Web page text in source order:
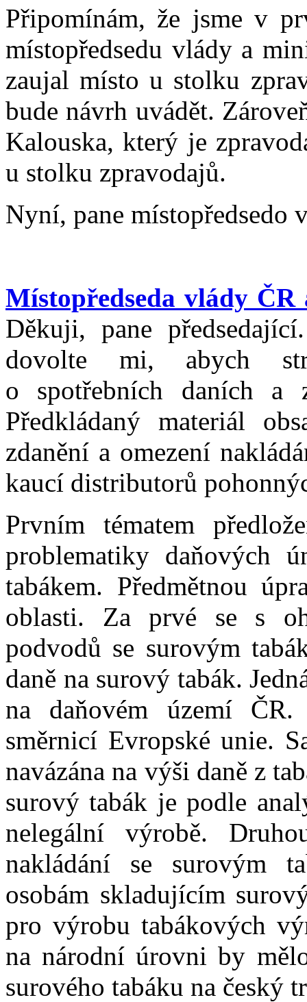
Připomínám, že jsme v
místopředsedu vlády a
zaujal místo u stolku
bude návrh uvádět.
Kalouska, který je
u stolku zpravodajů.
Nyní, pane místopředsedo
Místopředseda vlády
Děkuji, pane
dovolte mi, abych
o spotřebních daních a
Předkládaný materiál
zdanění a omezení
kaucí distributorů
Prvním tématem
problematiky daňových
tabákem. Předmětnou
oblasti. Za prvé se s
podvodů se surovým
daně na surový tabák.
na daňovém území ČR.
směrnicí Evropské unie.
navázána na výši daně z
surový tabák je podle
nelegální výrobě.
nakládání se surovým
osobám skladujícím
pro výrobu tabákových
na národní úrovni by
surového tabáku na český